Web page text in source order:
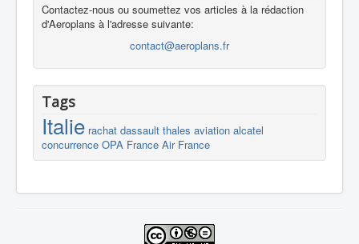
Contactez-nous ou soumettez vos articles à la rédaction
d'Aeroplans à l'adresse suivante:
contact@aeroplans.fr
Tags
Italie rachat dassault thales aviation alcatel
concurrence OPA France Air France